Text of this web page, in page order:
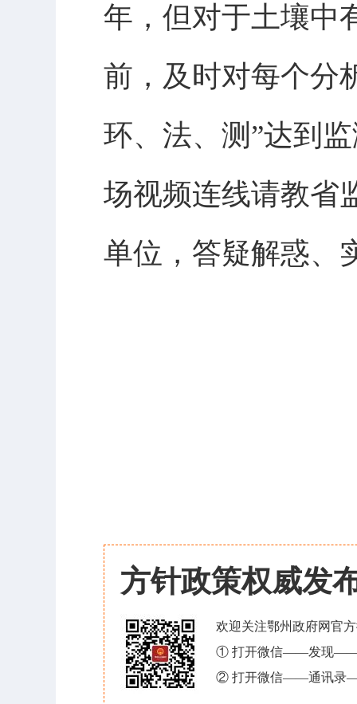
年，但对于土壤中
前，及时对每个分
环、法、测”达到
场视频连线请教省
单位，答疑解惑、
方针政策权威发
欢迎关注鄂州政府网官
① 打开微信——发现——
② 打开微信——通讯录